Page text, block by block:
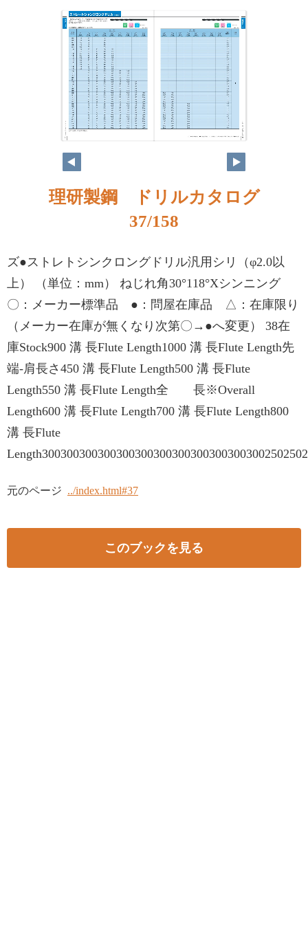
理研製鋼 ドリルカタログ
37/158
ズ●ストレトシンクロングドリル汎用シリ（φ2.0以
上） （単位：mm） ねじれ角30°118°Xシンニング
〇：メーカー標準品 ●：問屋在庫品 △：在庫限り
（メーカー在庫が無くなり次第〇→●へ変更） 38在
庫Stock900 溝 長Flute Length1000 溝 長Flute Length先
端-肩長さ450 溝 長Flute Length500 溝 長Flute
Length550 溝 長Flute Length全 長※Overall
Length600 溝 長Flute Length700 溝 長Flute Length800
溝 長Flute
元のページ ../index.html#37
このブックを見る